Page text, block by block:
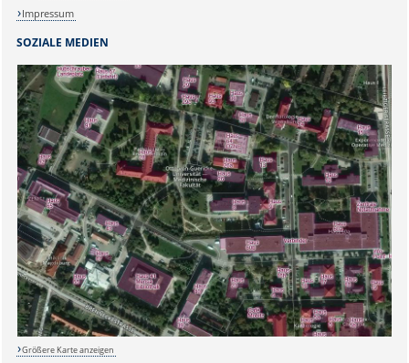
Sicherheitsabfrage:
SOZIALE MEDIEN
Impressum
Größere Karte anzeigen